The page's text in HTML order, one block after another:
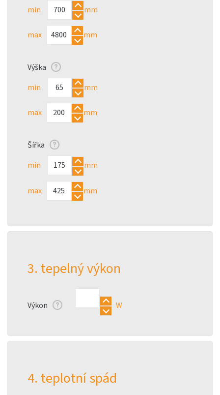
min
mm
max mm
Výška
min
mm
max mm
Šířka
min
mm
max mm
3. tepelný výkon
Výkon W
4. teplotní spád